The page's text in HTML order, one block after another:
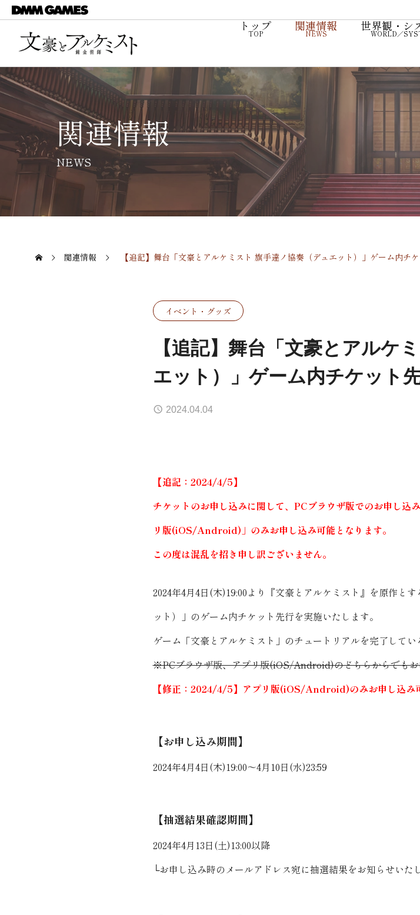
トップ 関連情報 世界観・シ
関連情報
NEWS
関連情報 【追記】舞台「文豪とアルケミスト 旗手達ノ協奏（デュエット）」ゲーム内チ
イベント・グッズ
【追記】舞台「文豪とアルケ
エット）」ゲーム内チケット
2024.04.04
【追記：2024/4/5】
チケットのお申し込みに関して、PCブラウザ版でのお申し込
リ版(iOS/Android)」のみお申し込み可能となります。
この度は混乱を招き申し訳ございません。
2024年4月4日(木)19:00より『文豪とアルケミスト』を原作と
ット）」のゲーム内チケット先行を実施いたします。
ゲーム「文豪とアルケミスト」のチュートリアルを完了してい
※PCブラウザ版、アプリ版(iOS/Android)のどちらからでも
【修正：2024/4/5】アプリ版(iOS/Android)のみお申し込み
【お申し込み期間】
2024年4月4日(木)19:00～4月10日(水)23:59
【抽選結果確認期間】
2024年4月13日(土)13:00以降
└お申し込み時のメールアドレス宛に抽選結果をお知らせいた